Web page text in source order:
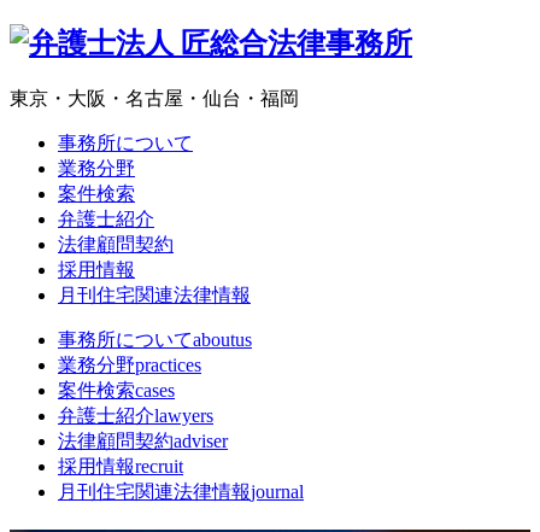
東京・大阪・名古屋・仙台・福岡
事務所について
業務分野
案件検索
弁護士紹介
法律顧問契約
採用情報
月刊住宅関連法律情報
事務所についてaboutus
業務分野practices
案件検索cases
弁護士紹介lawyers
法律顧問契約adviser
採用情報recruit
月刊住宅関連法律情報journal